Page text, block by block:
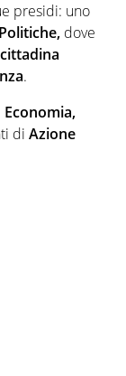
presidi: uno
dove
.
Economia,
di Azione